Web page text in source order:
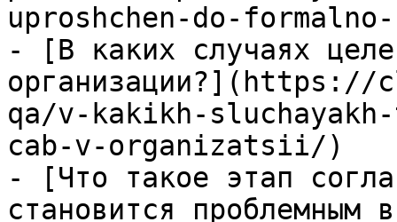
uproshchen-do-
- [В каких случаях
qa/v-kakikh-
cab-v-organizatsii/)
- [Что такое этап
становится проблемным